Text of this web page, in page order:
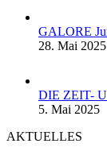
GALORE
28. Mai 2025
DIE ZEIT-
5. Mai 2025
AKTUELLES